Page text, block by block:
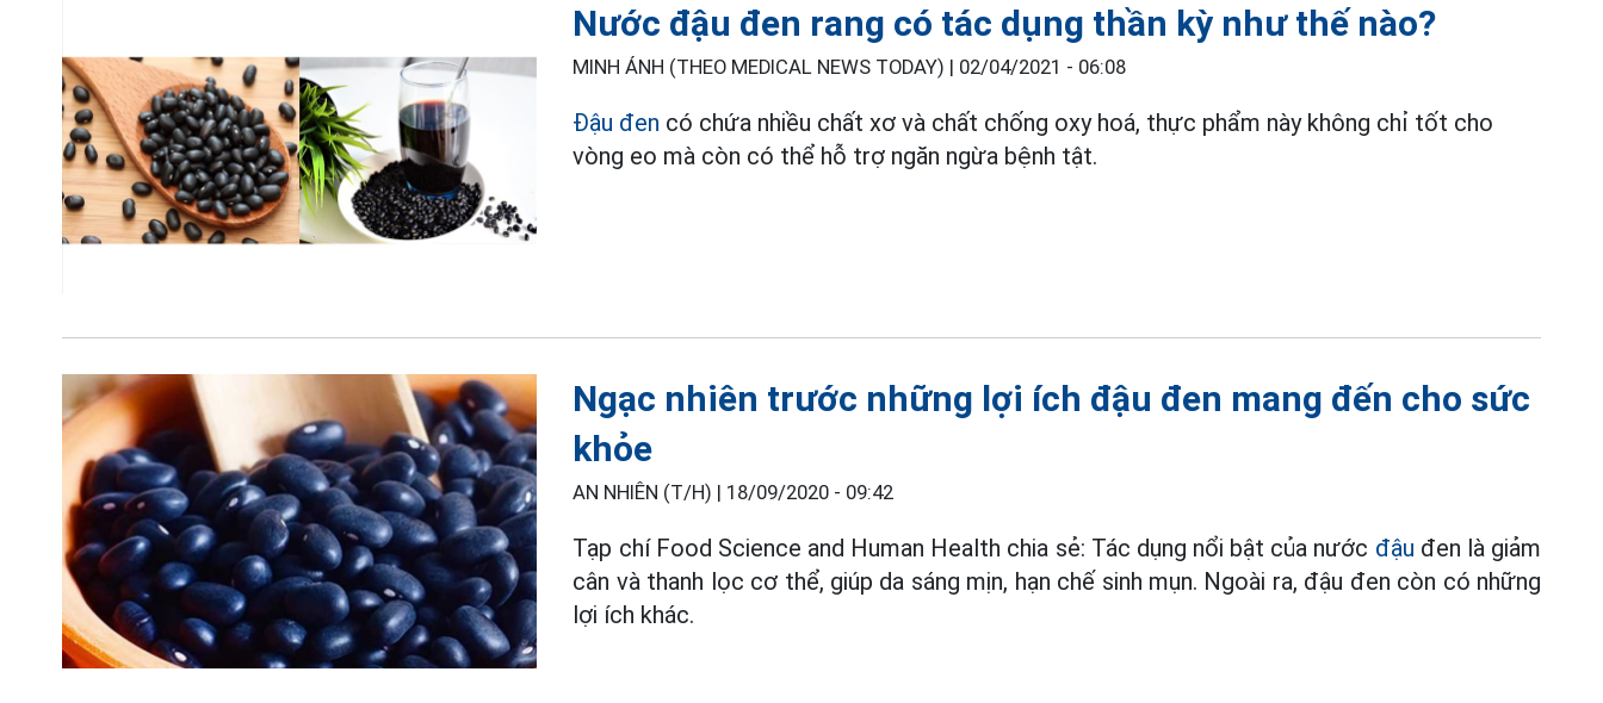
Nước đậu đen rang có tác dụng thần kỳ như thế nào?
MINH ÁNH (THEO MEDICAL NEWS TODAY) | 02/04/2021 - 06:08
Đậu đen có chứa nhiều chất xơ và chất chống oxy hoá, thực phẩm này không chỉ tốt cho
vòng eo mà còn có thể hỗ trợ ngăn ngừa bệnh tật.
Ngạc nhiên trước những lợi ích đậu đen mang đến cho sức
khỏe
AN NHIÊN (T/H) | 18/09/2020 - 09:42
Tạp chí Food Science and Human Health chia sẻ: Tác dụng nổi bật của nước đậu đen là giảm
cân và thanh lọc cơ thể, giúp da sáng mịn, hạn chế sinh mụn. Ngoài ra, đậu đen còn có những
lợi ích khác.